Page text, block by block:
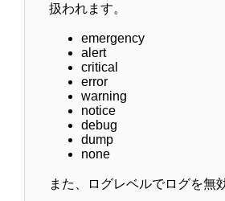
扱われます。
emergency
alert
critical
error
warning
notice
debug
dump
none
また、ログレベルでログを無